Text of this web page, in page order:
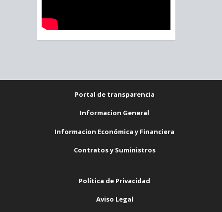
Portal de transparencia
Informacion General
Informacion Económica y Financiera
Contratos y Suministros
Política de Privacidad
Aviso Legal